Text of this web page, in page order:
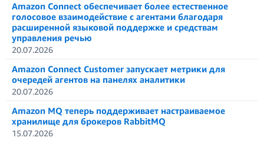
Amazon Connect обеспечивает более естественное
голосовое взаимодействие с агентами благодаря
расширенной языковой поддержке и средствам
управления речью
20.07.2026
Amazon Connect Customer запускает метрики для
очередей агентов на панелях аналитики
20.07.2026
Amazon MQ теперь поддерживает настраиваемое
хранилище для брокеров RabbitMQ
15.07.2026